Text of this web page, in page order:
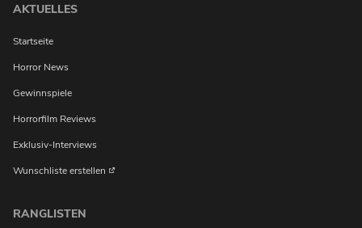
AKTUELLES
Startseite
Horror News
Gewinnspiele
Horrorfilm Reviews
Exklusiv-Interviews
Wunschliste erstellen
RANGLISTEN